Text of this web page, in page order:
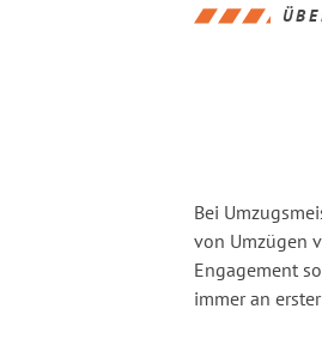
Bei
von Umzügen
Engagement
immer an